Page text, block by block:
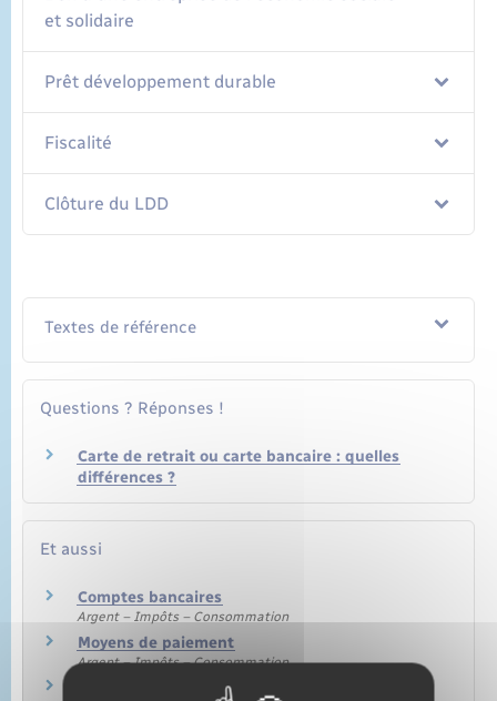
et solidaire
Prêt développement durable
Fiscalité
Clôture du LDD
Textes de référence
Questions ? Réponses !
Carte de retrait ou carte bancaire : quelles
différences ?
Et aussi
Comptes bancaires
Argent – Impôts – Consommation
Moyens de paiement
Argent – Impôts – Consommation
Livrets, plans et comptes d'épargne